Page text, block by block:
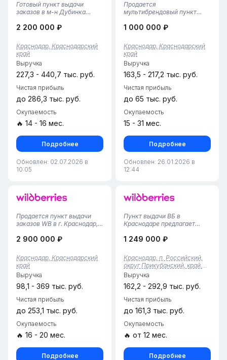
Готовый пункт выдачи
заказов в м-н Дубинка
стартует завтра!Что вы
Слаженная команда: 2
сотрудника, готовых
остаться. Все процессы
отлажены. Прозрачные
условия:...
2 200 000 ₽
Краснодар, Краснодарский
край
Выручка
227,3 - 440,7 тыс. руб.
Чистая прибыль
до 286,3 тыс. руб.
Окупаемость
🔥 14 - 16 мес.
Подробнее
Обновлен: 02.07.2026 в
10:05
Продается
мультибрендовый пункт
Маркет + Ozon в
округ)!Предлагается
полностью готовый,
стабильно
функционирующий бизнес-
объект в одной из самых
востребов...
1 000 000 ₽
Краснодар, Краснодарский
край
Выручка
163,5 - 217,2 тыс. руб.
Чистая прибыль
до 65 тыс. руб.
Окупаемость
15 - 31 мес.
Подробнее
Обновлен: 26.01.2026 в
12:44
Продается пункт выдачи
заказов WB в г. Краснодар,
Площадь помещения — 30
функциональный формат,
полностью адаптированный
под работу ПВЗ.• Пункт
работает с 2021 год...
2 900 000 ₽
Краснодар, Краснодарский
край
Выручка
98,1 - 369 тыс. руб.
Чистая прибыль
до 253,1 тыс. руб.
Окупаемость
🔥 16 - 20 мес.
Подробнее
Пункт выдачи ВБ в
Краснодаре предлагает
получения ваших заказов. С
метров и командой из трех
сотрудников, мы
обеспечиваем качественное
обслуживание и
комфортны...
1 249 000 ₽
Краснодар, п. Российский,
округ Прикубанский, край.
Краснодарский
Выручка
162,2 - 292,9 тыс. руб.
Чистая прибыль
до 161,3 тыс. руб.
Окупаемость
🔥 от 12 мес.
Подробнее